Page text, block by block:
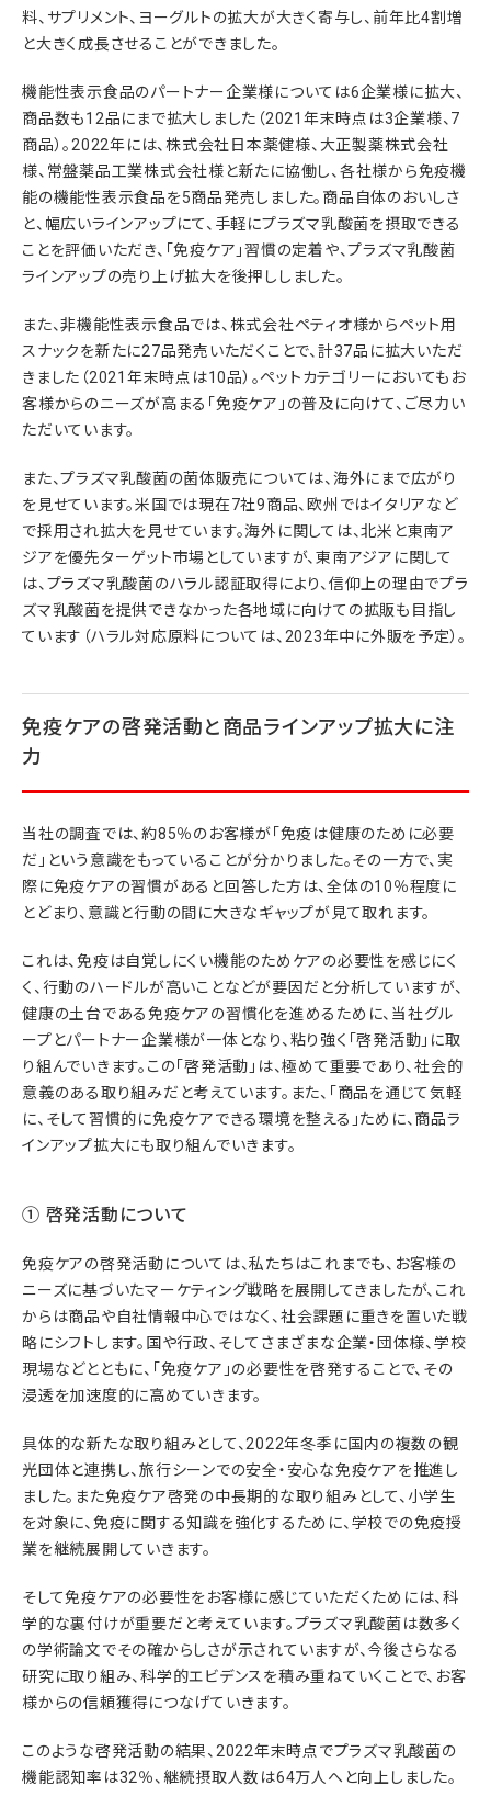
料、サプリメント、ヨーグルトの拡大が大きく寄与し、前年比4割増
と大きく成長させることができました。
機能性表示食品のパートナー企業様については6企業様に拡大、
商品数も12品にまで拡大しました（2021年末時点は3企業様、7
商品）。2022年には、株式会社⽇本薬健様、大正製薬株式会社
様、常盤薬品工業株式会社様と新たに協働し、各社様から免疫機
能の機能性表示食品を5商品発売しました。商品自体のおいしさ
と、幅広いラインアップにて、手軽にプラズマ乳酸菌を摂取できる
ことを評価いただき、「免疫ケア」習慣の定着や、プラズマ乳酸菌
ラインアップの売り上げ拡大を後押ししました。
また、非機能性表示食品では、株式会社ペティオ様からペット用
スナックを新たに27品発売いただくことで、計37品に拡大いただ
きました（2021年末時点は10品）。ペットカテゴリーにおいてもお
客様からのニーズが高まる「免疫ケア」の普及に向けて、ご尽力い
ただいています。
また、プラズマ乳酸菌の菌体販売については、海外にまで広がり
を見せています。米国では現在7社9商品、欧州ではイタリアなど
で採用され拡大を見せています。海外に関しては、北米と東南ア
ジアを優先ターゲット市場としていますが、東南アジアに関して
は、プラズマ乳酸菌のハラル認証取得により、信仰上の理由でプラ
ズマ乳酸菌を提供できなかった各地域に向けての拡販も目指し
ています（ハラル対応原料については、2023年中に外販を予定）。
免疫ケアの啓発活動と商品ラインアップ拡大に注
力
当社の調査では、約85％のお客様が「免疫は健康のために必要
だ」という意識をもっていることが分かりました。その一方で、実
際に免疫ケアの習慣があると回答した方は、全体の10％程度に
とどまり、意識と行動の間に大きなギャップが見て取れます。
これは、免疫は自覚しにくい機能のためケアの必要性を感じにく
く、行動のハードルが高いことなどが要因だと分析していますが、
健康の土台である免疫ケアの習慣化を進めるために、当社グル
ープとパートナー企業様が一体となり、粘り強く「啓発活動」に取
り組んでいきます。この「啓発活動」は、極めて重要であり、社会的
意義のある取り組みだと考えています。また、「商品を通じて気軽
に、そして習慣的に免疫ケアできる環境を整える」ために、商品ラ
インアップ拡大にも取り組んでいきます。
① 啓発活動について
免疫ケアの啓発活動については、私たちはこれまでも、お客様の
ニーズに基づいたマーケティング戦略を展開してきましたが、これ
からは商品や自社情報中心ではなく、社会課題に重きを置いた戦
略にシフトします。国や行政、そしてさまざまな企業・団体様、学校
現場などとともに、「免疫ケア」の必要性を啓発することで、その
浸透を加速度的に高めていきます。
具体的な新たな取り組みとして、2022年冬季に国内の複数の観
光団体と連携し、旅行シーンでの安全・安心な免疫ケアを推進し
ました。また免疫ケア啓発の中長期的な取り組みとして、小学生
を対象に、免疫に関する知識を強化するために、学校での免疫授
業を継続展開していきます。
そして免疫ケアの必要性をお客様に感じていただくためには、科
学的な裏付けが重要だと考えています。プラズマ乳酸菌は数多く
の学術論文でその確からしさが示されていますが、今後さらなる
研究に取り組み、科学的エビデンスを積み重ねていくことで、お客
様からの信頼獲得につなげていきます。
このような啓発活動の結果、2022年末時点でプラズマ乳酸菌の
機能認知率は32％、継続摂取人数は64万人へと向上しました。